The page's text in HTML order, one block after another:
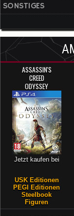
SONSTIGES
ASSASSIN'S
CREED
ODYSSEY
Jetzt kaufen bei
USK Editionen
PEGI Editionen
Steelbook
Figuren